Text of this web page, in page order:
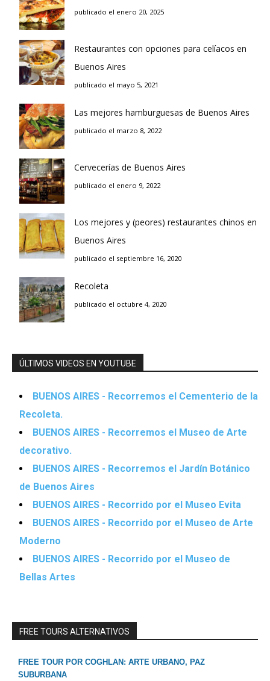
publicado el enero 20, 2025
Restaurantes con opciones para celíacos en
Buenos Aires
publicado el mayo 5, 2021
Las mejores hamburguesas de Buenos Aires
publicado el marzo 8, 2022
Cervecerías de Buenos Aires
publicado el enero 9, 2022
Los mejores y (peores) restaurantes chinos en
Buenos Aires
publicado el septiembre 16, 2020
Recoleta
publicado el octubre 4, 2020
ÚLTIMOS VIDEOS EN YOUTUBE
BUENOS AIRES - Recorremos el Cementerio de la
Recoleta.
BUENOS AIRES - Recorremos el Museo de Arte
decorativo.
BUENOS AIRES - Recorremos el Jardín Botánico
de Buenos Aires
BUENOS AIRES - Recorrido por el Museo Evita
BUENOS AIRES - Recorrido por el Museo de Arte
Moderno
BUENOS AIRES - Recorrido por el Museo de
Bellas Artes
FREE TOURS ALTERNATIVOS
FREE TOUR POR COGHLAN: ARTE URBANO, PAZ
SUBURBANA